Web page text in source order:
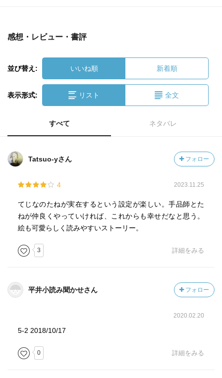
感想・レビュー・書評
並び替え: いいね順 新着順
表示形式: リスト 全文
すべて ネタバレ
Tatsuo-yさん フォロー
4 2023.11.25
てじなのたねが実在するという設定が楽しい。手品師とた
ねが仲良くやっていければ、これからも幸せだなと思う。
絵も可愛らしく読みやすいストーリー。
3 詳細をみる
平井小読み聞かせさん フォロー
2020.02.20
5-2 2018/10/17
0 詳細をみる